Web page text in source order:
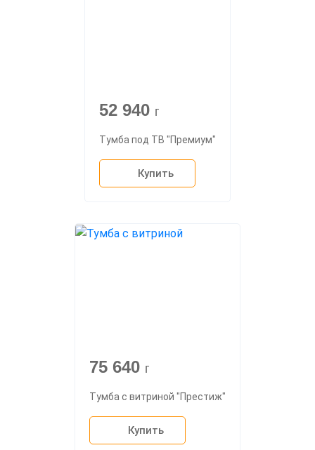
52 940 г
Тумба под ТВ "Премиум"
Купить
75 640 г
Тумба с витриной "Престиж"
Купить